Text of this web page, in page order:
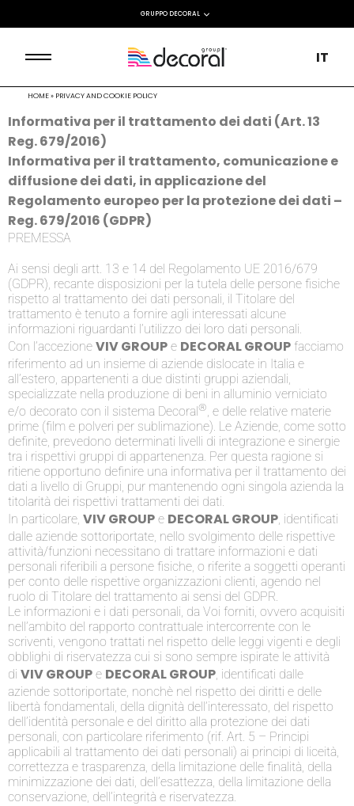
GRUPPO DECORAL
IT
HOME» PRIVACY AND COOKIE POLICY
Informativa per il trattamento dei dati (Art. 13
Reg. 679/2016)
Informativa per il trattamento, comunicazione e
diffusione dei dati, in applicazione del
Regolamento europeo per la protezione dei dati –
Reg. 679/2016 (GDPR)
PREMESSA
Ai sensi degli artt. 13 e 14 del Regolamento UE 2016/679
(GDPR), recante disposizioni per la tutela delle persone fisiche
rispetto al trattamento dei dati personali, il Titolare del
trattamento è tenuto a fornire agli interessati alcune
informazioni riguardanti l’utilizzo dei loro dati personali.
Con l’accezione VIV GROUP e DECORAL GROUP facciamo
riferimento ad un insieme di aziende dislocate in Italia e
all’estero, appartenenti a due distinti gruppi aziendali,
specializzate nella produzione di beni in alluminio verniciato
e/o decorato con il sistema Decoral ®, e delle relative materie
prime (film e polveri per sublimazione). Le Aziende, come sotto
definite, prevedono determinati livelli di integrazione e sinergie
tra i rispettivi gruppi di appartenenza. Per questa ragione si
ritiene opportuno definire una informativa per il trattamento dei
dati a livello di Gruppi, pur mantenendo ogni singola azienda la
titolarità dei rispettivi trattamenti dei dati.
In particolare, VIV GROUP e DECORAL GROUP, identificati
dalle aziende sottoriportate, nello svolgimento delle rispettive
attività/funzioni necessitano di trattare informazioni e dati
personali riferibili a persone fisiche, o riferite a soggetti operanti
per conto delle rispettive organizzazioni clienti, agendo nel
ruolo di Titolare del trattamento ai sensi del GDPR.
Le informazioni e i dati personali, da Voi forniti, ovvero acquisiti
nell’ambito del rapporto contrattuale intercorrente con le
scriventi, vengono trattati nel rispetto delle leggi vigenti e degli
obblighi di riservatezza cui si sono sempre ispirate le attività
di VIV GROUP e DECORAL GROUP, identificati dalle
aziende sottoriportate, nonchè nel rispetto dei diritti e delle
libertà fondamentali, della dignità dell’interessato, del rispetto
dell’identità personale e del diritto alla protezione dei dati
personali, con particolare riferimento (rif. Art. 5 – Principi
applicabili al trattamento dei dati personali) ai principi di liceità,
correttezza e trasparenza, della limitazione delle finalità, della
minimizzazione dei dati, dell’esattezza, della limitazione della
conservazione, dell’integrità e riservatezza.